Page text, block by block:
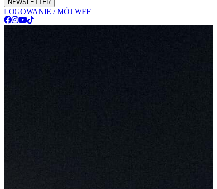
NEWSLETTER
LOGOWANIE / MÓJ WFF